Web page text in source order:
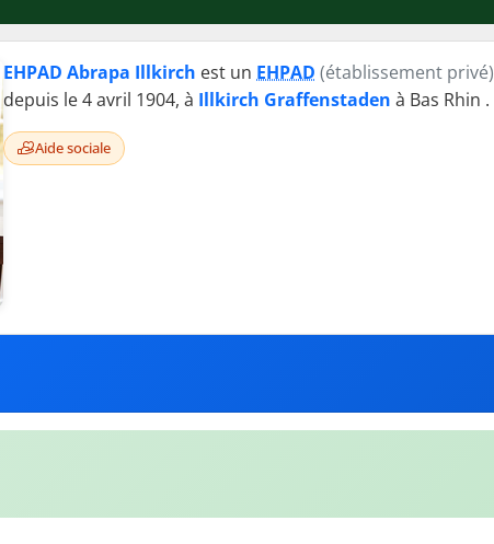
EHPAD Abrapa Illkirch est un EHPAD (établissement privé)
depuis le 4 avril 1904, à Illkirch Graffenstaden à Bas Rhin .
Aide sociale